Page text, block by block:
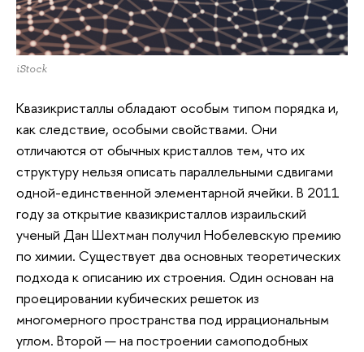
iStock
Квазикристаллы обладают особым типом порядка и,
как следствие, особыми свойствами. Они
отличаются от обычных кристаллов тем, что их
структуру нельзя описать параллельными сдвигами
одной-единственной элементарной ячейки. В 2011
году за открытие квазикристаллов израильский
ученый Дан Шехтман получил Нобелевскую премию
по химии. Существует два основных теоретических
подхода к описанию их строения. Один основан на
проецировании кубических решеток из
многомерного пространства под иррациональным
углом. Второй — на построении самоподобных